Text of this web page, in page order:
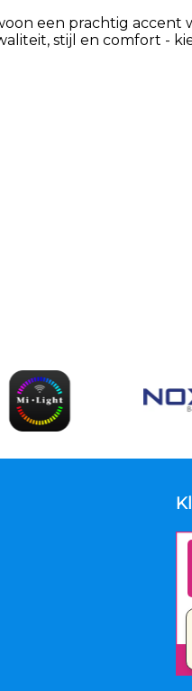
een prachtig accent
stijl en comfort -